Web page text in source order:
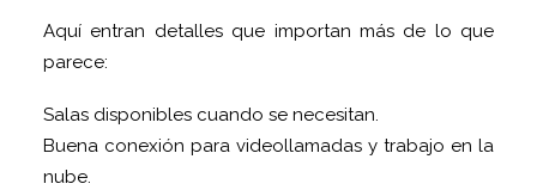
Aquí entran detalles que importan más de lo que
parece:
Salas disponibles cuando se necesitan.
Buena conexión para videollamadas y trabajo en la
nube.